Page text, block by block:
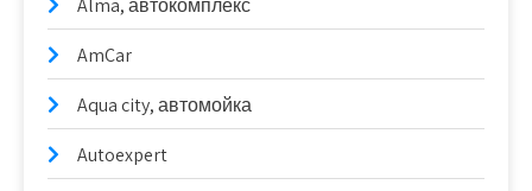
Alma, автокомплекс
AmCar
Aqua city, автомойка
Autoexpert